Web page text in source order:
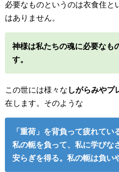
必要なものというのは衣食住と
はありません。
神様は私たちの魂に必要なも
す。
この世には様々な しがらみやプ
在します。そのような
「重荷」を背負って疲れてい
私の軛を負って、私に学びな
安らぎを得る。私の軛は負い